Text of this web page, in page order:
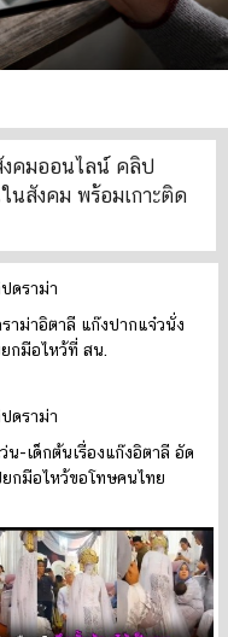
งคมออนไลน์ คลิป
นสังคม พร้อมเกาะติด
าม่าอิตาลี แก๊งปากแจ๋วนั่ง
กมือไหว้ที่ สน.
น-เด็กต้นเรื่องแก๊งอิตาลี อัด
กมือไหว้ขอโทษคนไทย